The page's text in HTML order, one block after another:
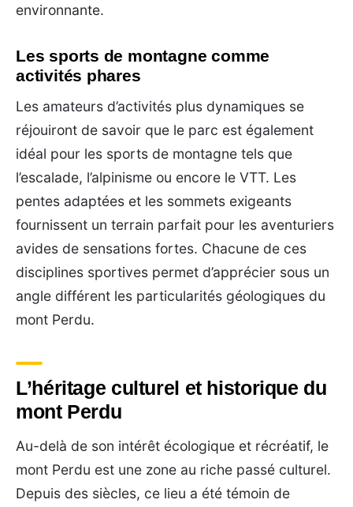
environnante.
Les sports de montagne comme
activités phares
Les amateurs d’activités plus dynamiques se
réjouiront de savoir que le parc est également
idéal pour les sports de montagne tels que
l’escalade, l’alpinisme ou encore le VTT. Les
pentes adaptées et les sommets exigeants
fournissent un terrain parfait pour les aventuriers
avides de sensations fortes. Chacune de ces
disciplines sportives permet d’apprécier sous un
angle différent les particularités géologiques du
mont Perdu.
L’héritage culturel et historique du
mont Perdu
Au-delà de son intérêt écologique et récréatif, le
mont Perdu est une zone au riche passé culturel.
Depuis des siècles, ce lieu a été témoin de